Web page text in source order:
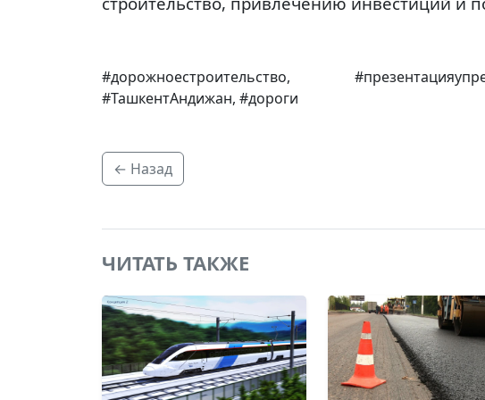
#дорожноестроительство,
#ТашкентАндижан, #дороги
← Назад
ЧИТАТЬ ТАКЖЕ